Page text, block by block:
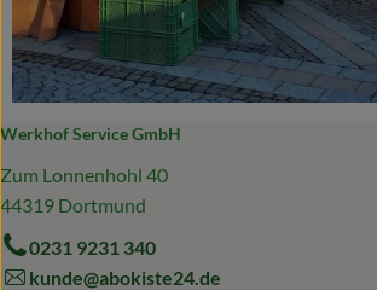
Werkhof Service GmbH
Zum Lonnenhohl 40
44319 Dortmund
0231 9231 340
kunde@abokiste24.de